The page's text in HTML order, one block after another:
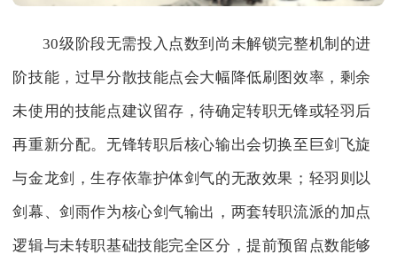
30级阶段无需投入点数到尚未解锁完整机制的进
阶技能，过早分散技能点会大幅降低刷图效率，剩余
未使用的技能点建议留存，待确定转职无锋或轻羽后
再重新分配。无锋转职后核心输出会切换至巨剑飞旋
与金龙剑，生存依靠护体剑气的无敌效果；轻羽则以
剑幕、剑雨作为核心剑气输出，两套转职流派的加点
逻辑与未转职基础技能完全区分，提前预留点数能够